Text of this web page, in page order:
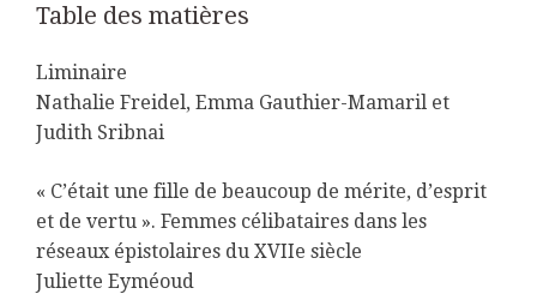
Table des matières
Liminaire
Nathalie Freidel, Emma Gauthier-Mamaril et
Judith Sribnai
« C’était une fille de beaucoup de mérite, d’esprit
et de vertu ». Femmes célibataires dans les
réseaux épistolaires du XVIIe siècle
Juliette Eyméoud